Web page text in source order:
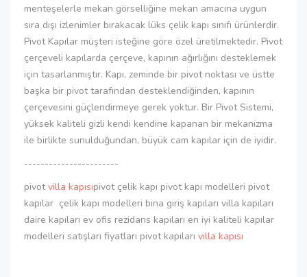
menteşelerle mekan görselliğine mekan amacına uygun
sıra dışı izlenimler bırakacak lüks çelik kapı sınıfı ürünlerdir.
Pivot Kapılar müşteri isteğine göre özel üretilmektedir. Pivot
çerçeveli kapılarda çerçeve, kapının ağırlığını desteklemek
için tasarlanmıştır. Kapı, zeminde bir pivot noktası ve üstte
başka bir pivot tarafından desteklendiğinden, kapının
çerçevesini güçlendirmeye gerek yoktur. Bir Pivot Sistemi,
yüksek kaliteli gizli kendi kendine kapanan bir mekanizma
ile birlikte sunulduğundan, büyük cam kapılar için de iyidir.
-----------------------
pivotvilla kapısıpivot çelik kapı pivot kapı modelleri pivot
kapılar çelik kapı modelleri bina giriş kapıları villa kapıları
daire kapıları ev ofis rezidans kapıları en iyi kaliteli kapılar
modelleri satışları fiyatları pivot kapıları villa kapısı